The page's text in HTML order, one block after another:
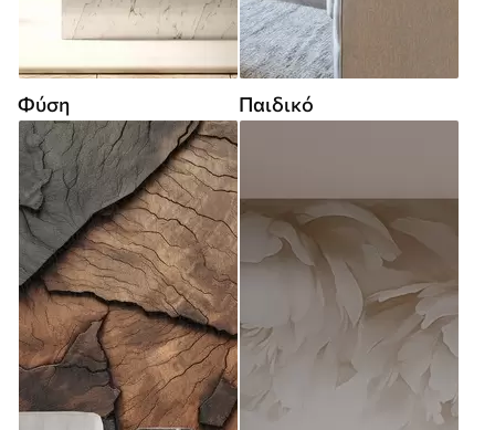
Φύση Παιδικό